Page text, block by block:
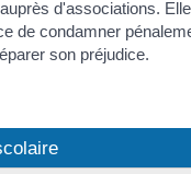
d'associations.
de condamner
son préjudice.